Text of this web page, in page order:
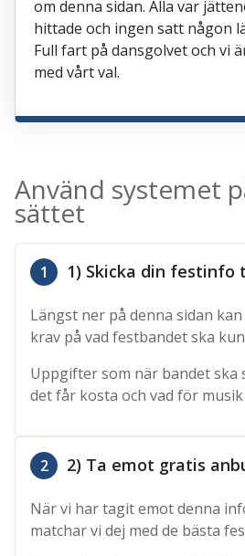
om denna sidan. Alla var
hittade och ingen satt någon
Full fart på dansgolvet och vi
med vårt val.
Använd systemet
sättet
1 1) Skicka din festinfo
Längst ner på denna sidan
krav på vad festbandet ska
Uppgifter som när bandet ska
det får kosta och vad för musik
2 2) Ta emot gratis
När vi har tagit emot denna
matchar vi dej med de bästa